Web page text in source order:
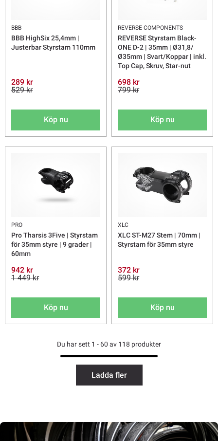
BBB
BBB HighSix 25,4mm |
Justerbar Styrstam 110mm
289 kr
529 kr
Köp nu
REVERSE COMPONENTS
REVERSE Styrstam Black-
ONE D-2 | 35mm | Ø31,8/
Ø35mm | Svart/Koppar | inkl.
Top Cap, Skruv, Star-nut
698 kr
799 kr
Köp nu
PRO
Pro Tharsis 3Five | Styrstam
för 35mm styre | 9 grader |
60mm
942 kr
1 449 kr
Köp nu
XLC
XLC ST-M27 Stem | 70mm |
Styrstam för 35mm styre
372 kr
599 kr
Köp nu
Du har sett 1 - 60 av 118 produkter
Ladda fler